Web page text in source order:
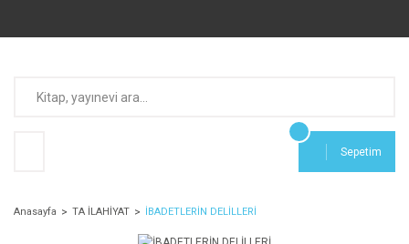
Sepetim
Anasayfa TA İLAHİYAT İBADETLERİN DELİLLERİ